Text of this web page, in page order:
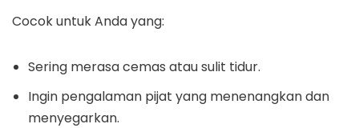
Cocok untuk Anda yang:
Sering merasa cemas atau sulit tidur.
Ingin pengalaman pijat yang menenangkan dan
menyegarkan.